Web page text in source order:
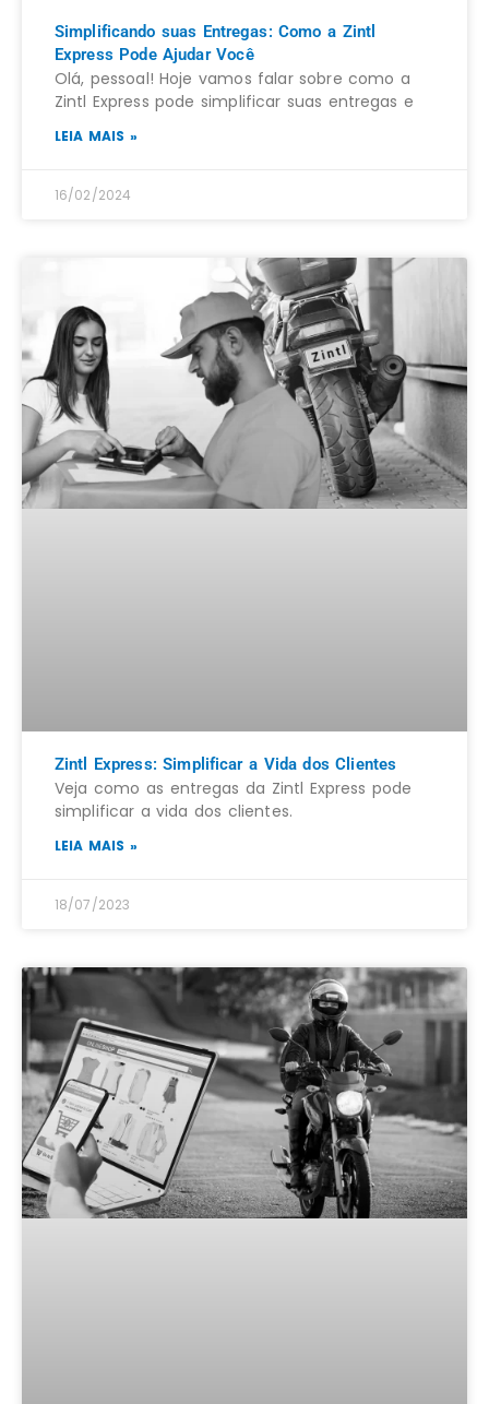
Simplificando suas Entregas: Como a Zintl
Express Pode Ajudar Você
Olá, pessoal! Hoje vamos falar sobre como a
Zintl Express pode simplificar suas entregas e
LEIA MAIS »
16/02/2024
Zintl Express: Simplificar a Vida dos Clientes
Veja como as entregas da Zintl Express pode
simplificar a vida dos clientes.
LEIA MAIS »
18/07/2023